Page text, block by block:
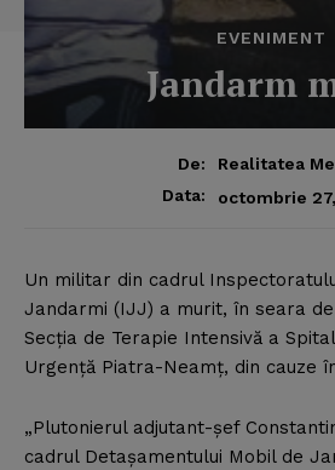
EVENIMENT
Jandarm
De:
Realitatea
Data:
octombrie
Un militar din cadrul
Jandarmi (IJJ) a murit, în seara
Secţia de Terapie Intensivă a
Urgenţă Piatra-Neamţ, din cauze
„Plutonierul adjutant-şef
cadrul Detaşamentului Mobil de